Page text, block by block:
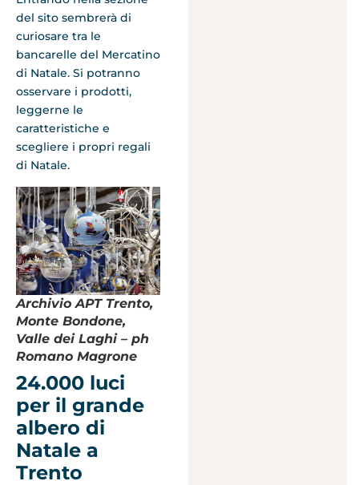
del sito sembrerà di
curiosare tra le
bancarelle del Mercatino
di Natale. Si potranno
osservare i prodotti,
leggerne le
caratteristiche e
scegliere i propri regali
di Natale.
Archivio APT Trento,
Monte Bondone,
Valle dei Laghi – ph
Romano Magrone
24.000 luci
per il grande
albero di
Natale a
Trento